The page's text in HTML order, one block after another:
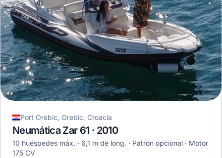
Port Orebic, Orebic, Croacia
Neumática Zar 61 · 2010
10 huéspedes máx. 6,1 m de long. Patrón opcional
Motor
175 CV